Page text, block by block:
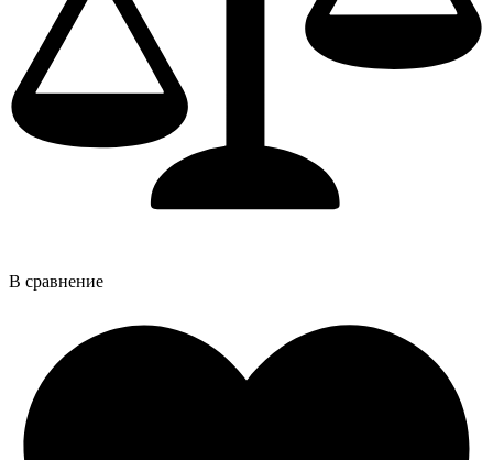
В сравнение